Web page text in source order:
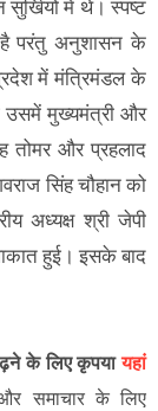
सुर्खियों में थे। स्पष्ट
है परंतु अनुशासन के
प्रदेश में मंत्रिमंडल के
उसमें मुख्यमंत्री और
तोमर और प्रहलाद
सिंह चौहान को
अध्यक्ष श्री जेपी
हुई। इसके बाद
के लिए कृपयायहां
समाचार के लिए